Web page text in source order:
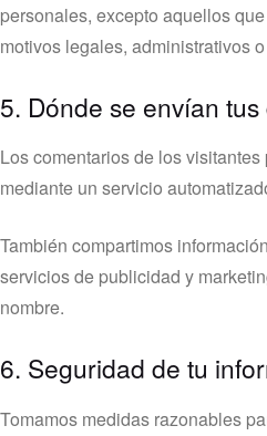
personales, excepto aquellos
motivos legales, administrativos
5. Dónde se envían tus
Los comentarios de los
mediante un servicio
También compartimos
servicios de publicidad y
nombre.
6. Seguridad de tu
Tomamos medidas razonables